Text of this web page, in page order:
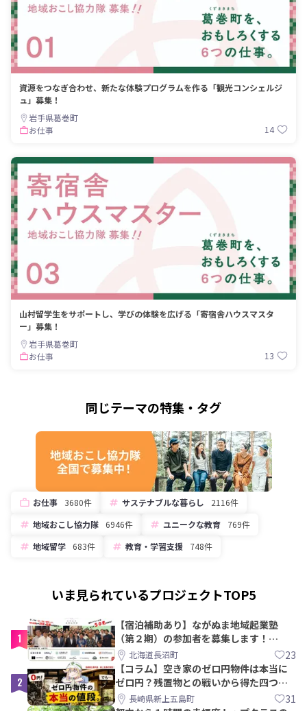
資源をつなぎ合わせ、新たな体験プログラムを作る「観光コンシェルジ
ュ」募集！
岩手県葛巻町
お仕事
14
山村留学生をサポートし、学びの体験を広げる「寄宿舎ハウスマスタ
ー」募集！
岩手県葛巻町
お仕事
13
同じテーマの特集・タグ
お仕事 3680件 サステナブルな暮らし
2116件
地域おこし協力隊
6946件 ユニークな教育
769件
地域留学
683件 教育・学習支援 748件
いま見られているプロジェクトTOP5
1
【宿泊補助あり】ながぬま地域起業塾
（第２期）の参加者を募集します！
【8/21〆】
北海道長沼町 23
2
【コラム】空き家のゼロ円物件は本当に
ゼロ円？残置物との戦いから得た四つの
教訓｜新上五島町
長崎県新上五島町 31